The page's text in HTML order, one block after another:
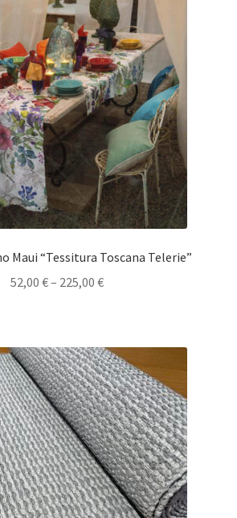
Maui “Tessitura Toscana Telerie”
52,00 €– 225,00 €